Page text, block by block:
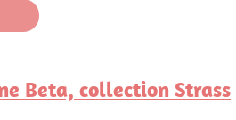
Beta, collection Strass